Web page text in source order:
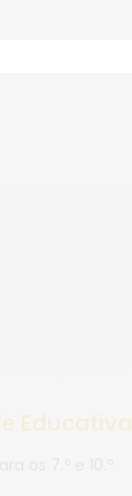
Educativa
os 7.º e 10.º